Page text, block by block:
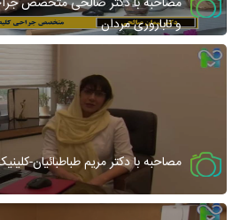
و ناباروری مردان
مصاحبه با دکتر مریم طباطبائیان-